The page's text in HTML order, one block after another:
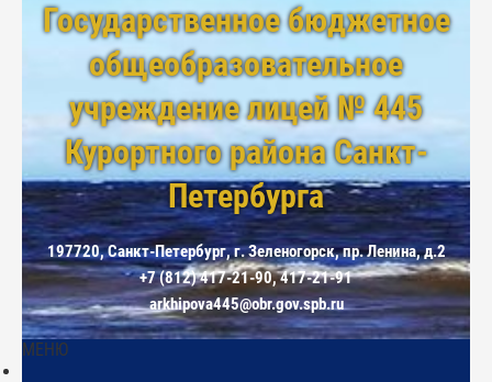
Государственное бюджетное
общеобразовательное
учреждение лицей № 445
Курортного района Санкт-
Петербурга
197720, Санкт-Петербург, г. Зеленогорск, пр. Ленина, д.2
+7 (812) 417-21-90, 417-21-91
arkhipova445@obr.gov.spb.ru
МЕНЮ